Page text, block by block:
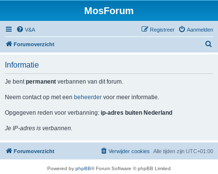
MosForum
V&A Aanmelden
Registreer
Forumoverzicht
Informatie
Je bentpermanent verbannen van dit forum.
Neem contact op met een beheerder voor meer informatie.
Opgegeven reden voor verbanning: ip-adres buiten Nederland
Je IP-adres is verbannen.
Forumoverzicht Alle tijden zijn UTC+01:00
Verwijder cookies
Powered by phpBB® Forum Software © phpBB Limited